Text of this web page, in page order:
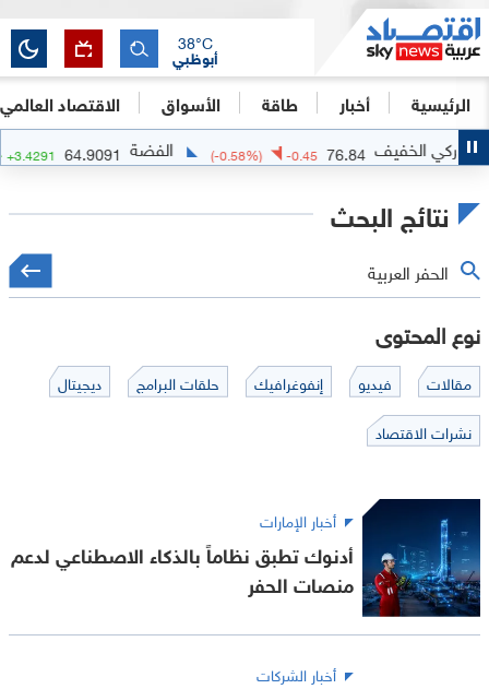
الرئيسية أخبار طاقة الأسواق الاقتصاد العالمي
أبوظبي
38°C
76.84
-0.45
(-0.58%) الفضة 64.9091
3.4291
(+5.58%)
نتائج البحث
نوع المحتوى
مقالات فيديو إنفوغرافيك حلقات البرامج
ديجيتال
نشرات الاقتصاد
أخبار الإمارات
أدنوك تطبق نظاماً بالذكاء الاصطناعي لدعم
منصات الحفر
أخبار الشركات